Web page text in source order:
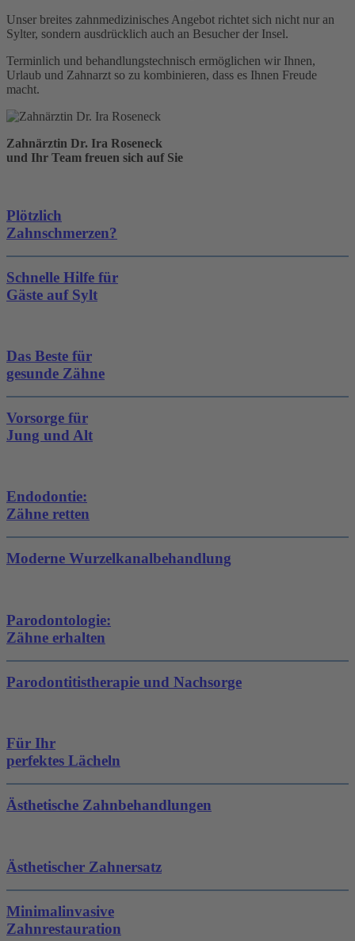
Unser breites zahnmedizinisches Angebot richtet sich nicht nur an
Sylter, sondern ausdrücklich auch an Besucher der Insel.
Terminlich und behandlungstechnisch ermöglichen wir Ihnen,
Urlaub und Zahnarzt so zu kombinieren, dass es Ihnen Freude
macht.
Zahnärztin Dr. Ira Roseneck
und Ihr Team freuen sich auf Sie
Plötzlich
Zahnschmerzen?
Schnelle Hilfe für
Gäste auf Sylt
Das Beste für
gesunde Zähne
Vorsorge für
Jung und Alt
Endodontie:
Zähne retten
Moderne Wurzelkanalbehandlung
Parodontologie:
Zähne erhalten
Parodontitistherapie und Nachsorge
Für Ihr
perfektes Lächeln
Ästhetische Zahn­behandlungen
Ästhetischer Zahnersatz
Minimalinvasive
Zahnrestauration